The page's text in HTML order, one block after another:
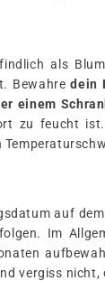
als
Bewahredein
einem
zu feucht
auf
Im
vergiss nicht,